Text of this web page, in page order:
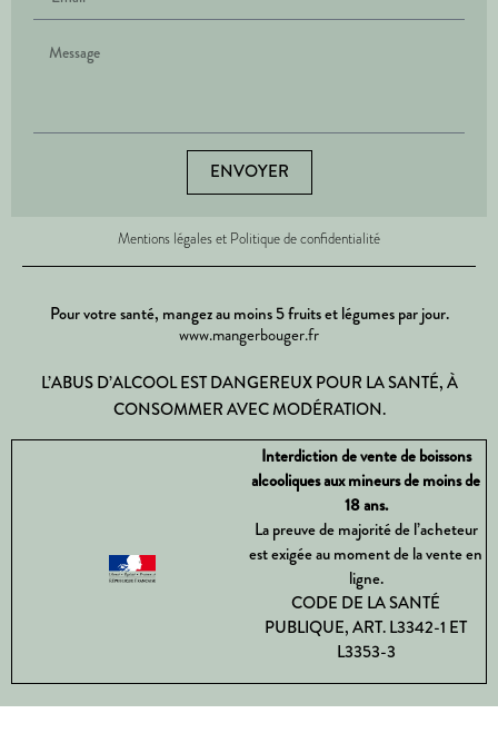
ENVOYER
Mentions légales et Politique de confidentialité
Pour votre santé, mangez au moins 5 fruits et légumes par jour.
www.mangerbouger.fr
L’ABUS D’ALCOOL EST DANGEREUX POUR LA SANTÉ, À
CONSOMMER AVEC MODÉRATION.
Interdiction de vente de boissons
alcooliques aux mineurs de moins de
18 ans.
La preuve de majorité de l’acheteur
est exigée au moment de la vente en
ligne.
CODE DE LA SANTÉ
PUBLIQUE, ART. L3342-1 ET
L3353-3